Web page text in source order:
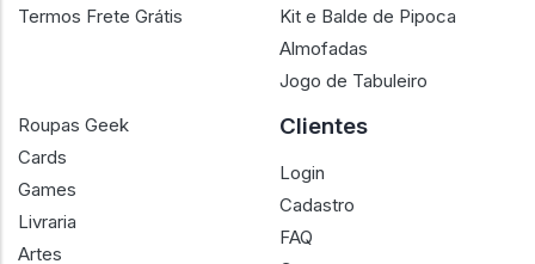
Termos Frete Grátis
Kit e Balde de Pipoca
Almofadas
Jogo de Tabuleiro
Roupas Geek
Cards
Games
Livraria
Artes
Clientes
Login
Cadastro
FAQ